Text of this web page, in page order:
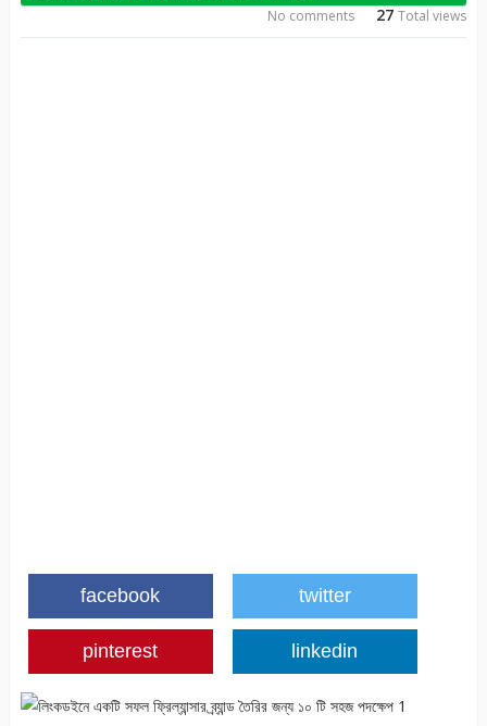
27Total views
No comments
facebook twitter
pinterest linkedin